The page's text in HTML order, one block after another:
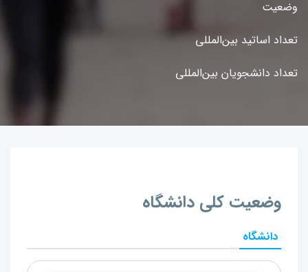
وضعیت
تعداد اساتید بین‌المللی
تعداد دانشجویان بین‌المللی
وضعیت کلی دانشگاه
دانشگاه